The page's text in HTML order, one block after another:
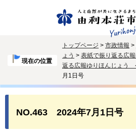
現在の位置
トップページ > 市政情報 >
ょう > 表紙で振り返る広
返る広報ゆりほんじょう
月1日号
NO.463 2024年7月1日号